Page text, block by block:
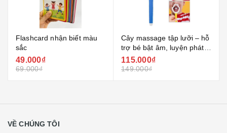
Flashcard nhận biết màu
sắc
49.000₫
69.000₫
Cây massage tập lưỡi – hỗ
trợ bé bật âm, luyện phát
âm rõ hơn
115.000₫
149.000₫
VỀ CHÚNG TÔI